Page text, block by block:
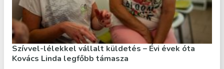
Szívvel-lélekkel vállalt küldetés – Évi évek óta
Kovács Linda legfőbb támasza